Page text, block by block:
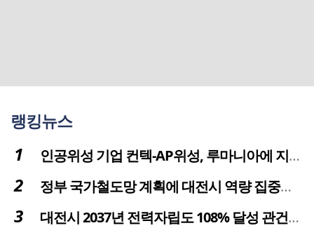
랭킹뉴스
인공위성 기업 컨텍-AP위성, 루마니아에 지상국 시스템 전수
정부 국가철도망 계획에 대전시 역량 집중해야
대전시 2037년 전력자립도 108% 달성 관건은 '주민 수용성'